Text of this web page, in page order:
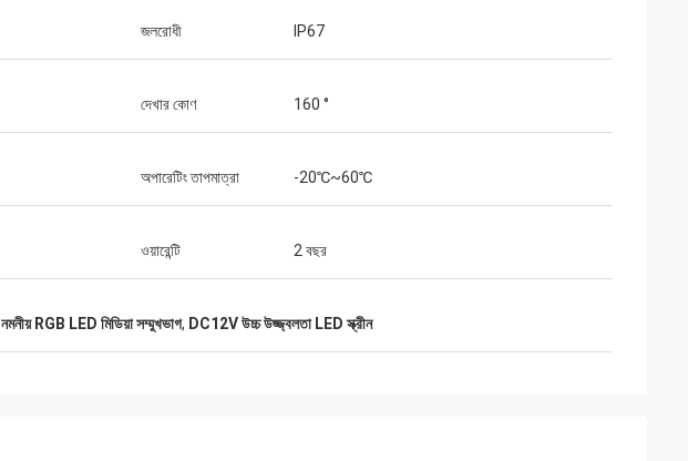
জলরোধী IP67
দেখার কোণ 160 °
অপারেটিং তাপমাত্রা -20℃~60℃
ওয়ারেন্টি 2 বছর
নমনীয় RGB LED মিডিয়া সম্মুখভাগ, DC12V উচ্চ উজ্জ্বলতা LED স্ক্রীন